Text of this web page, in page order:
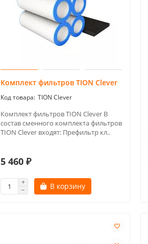
Комплект фильтров TION Clever
TION Clever
Комплект фильтров TION Clever В
состав сменного комплекта фильтров
TION Clever входят: Префильтр кл..
5 460 ₽
В корзину